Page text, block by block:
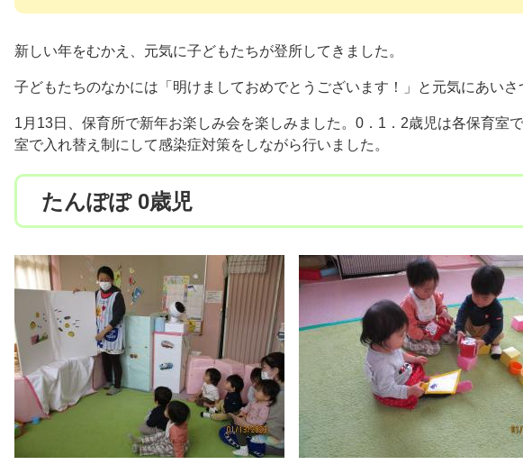
新しい年をむかえ、元気に子どもたちが登所してきました。
子どもたちのなかには「明けましておめでとうございます！」と元気にあいさ
1月13日、保育所で新年お楽しみ会を楽しみました。0．1．2歳児は各保育室
室で入れ替え制にして感染症対策をしながら行いました。
たんぽぽ 0歳児